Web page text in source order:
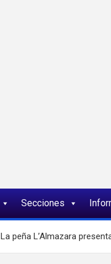
Secciones
La peña L’Almazara